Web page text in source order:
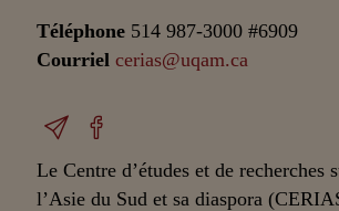
Téléphone 514 987-3000 #6909
Courriel cerias@uqam.ca
Le Centre d’études et de recherches
l’Asie du Sud et sa diaspora